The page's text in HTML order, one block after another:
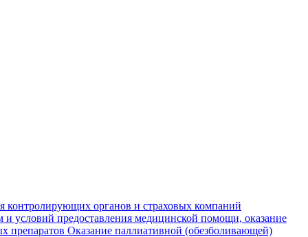
контролирующих органов и страховых компаний
условий предоставления медицинской помощи, оказание
препаратов Оказание паллиативной (обезболивающей)